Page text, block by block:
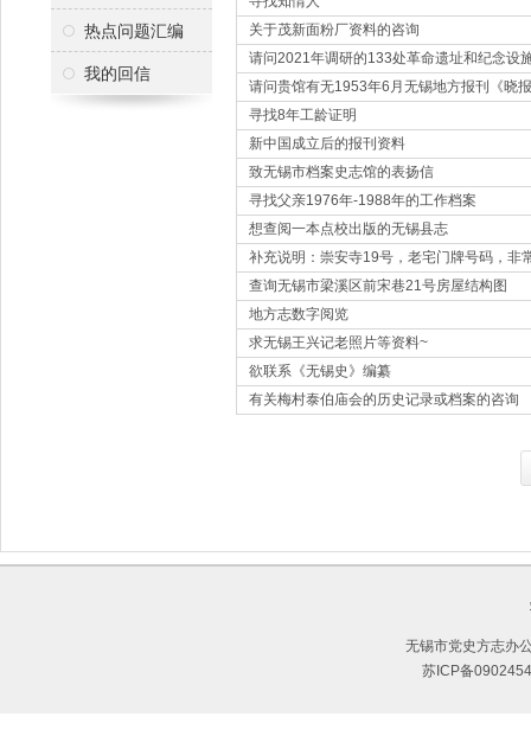
热点问题汇编
我的回信
关于茂新面粉厂资料的咨询
请问2021年调研的133处革命遗址和纪念设
请问贵馆有无1953年6月无锡地方报刊《晓
寻找8年工龄证明
新中国成立后的报刊资料
致无锡市档案史志馆的表扬信
寻找父亲1976年-1988年的工作档案
想查阅一本点校出版的无锡县志
补充说明：崇安寺19号，老宅门牌号码，非
查询无锡市梁溪区前宋巷21号房屋结构图
地方志数字阅览
求无锡王兴记老照片等资料~
欲联系《无锡史》编纂
有关梅村泰伯庙会的历史记录或档案的咨询
无锡市党史方志办
苏ICP备